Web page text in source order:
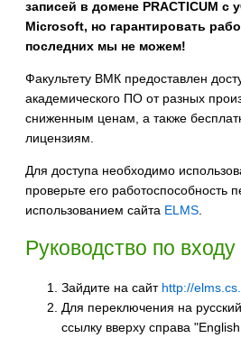
записей в домене PRACTICUM с
Microsoft, но гарантировать
последних мы не можем!
Факультету ВМК предоставлен
академического ПО от разных
сниженным ценам, а также
лицензиям.
Для доступа необходимо
проверьте его работоспособность
использованием сайта ELMS
Руководство по входу
Зайдите на сайт http://
Для переключения на
ссылку вверху справа